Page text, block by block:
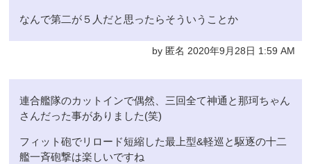
なんで第二が５人だと思ったらそういうことか
by 匿名 2020年9月28日 1:59 AM
連合艦隊のカットインで偶然、三回全て神通と那珂ちゃん
さんだった事がありました(笑)
フィット砲でリロード短縮した最上型&軽巡と駆逐の十二
艦一斉砲撃は楽しいですね